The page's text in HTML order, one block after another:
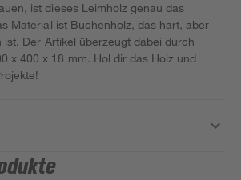
ist dieses Leimholz genau das
Material ist Buchenholz, das hart, aber
ist. Der Artikel überzeugt dabei durch
x 400 x 18 mm. Hol dir das Holz und